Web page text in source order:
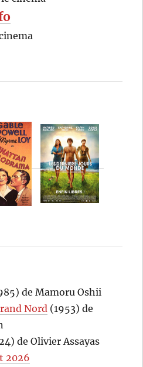
de Mamoru Oshii
Nord (1953) de
de Olivier Assayas
2026